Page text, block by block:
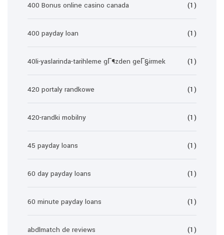
400 Bonus online casino canada (1)
400 payday loan (1)
40li-yaslarinda-tarihleme gГ¶zden geГ§irmek (1)
420 portaly randkowe (1)
420-randki mobilny (1)
45 payday loans (1)
60 day payday loans (1)
60 minute payday loans (1)
abdlmatch de reviews (1)